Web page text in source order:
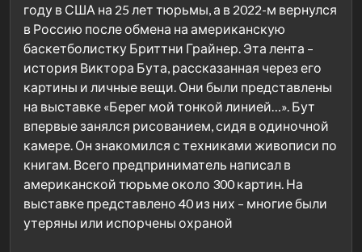
году в США на 25 лет тюрьмы, а в 2022-м вернулся
в Россию после обмена на американскую
баскетболистку Бриттни Грайнер. Эта лента –
история Виктора Бута, рассказанная через его
картины и личные вещи. Они были представлены
на выставке «Берег мой тонкой линией…». Бут
впервые занялся рисованием, сидя в одиночной
камере. Он знакомился с техниками живописи по
книгам. Всего предприниматель написал в
американской тюрьме около 300 картин. На
выставке представлено 40 из них – многие были
утеряны или испорчены охраной